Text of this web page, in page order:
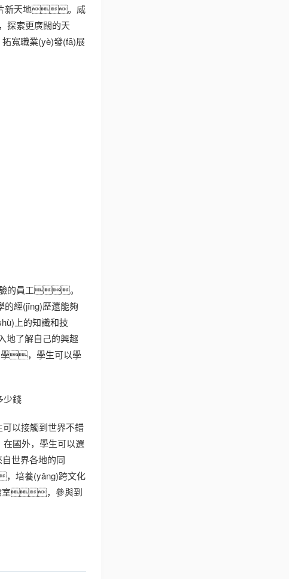
片新天地。威
索更廣闊的天
寬職業(yè)發(fā)展
驗的員工。
經(jīng)歷還能夠
上的知識和技
了解自己的興趣
，學生可以學
少錢
以接觸到世界不錯
國外，學生可以選
世界各地的同
培養(yǎng)跨文化
室，參與到